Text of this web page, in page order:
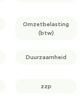
Omzetbelasting
(btw)
Duurzaamheid
zzp